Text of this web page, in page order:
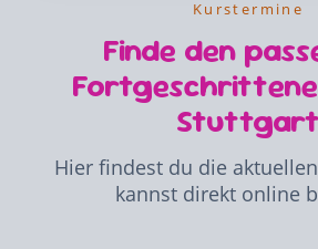
Kurstermine
Finde den
Stuttgart
Hier findest du die
kannst direkt online